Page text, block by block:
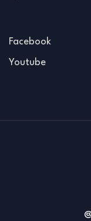
Facebook
Youtube